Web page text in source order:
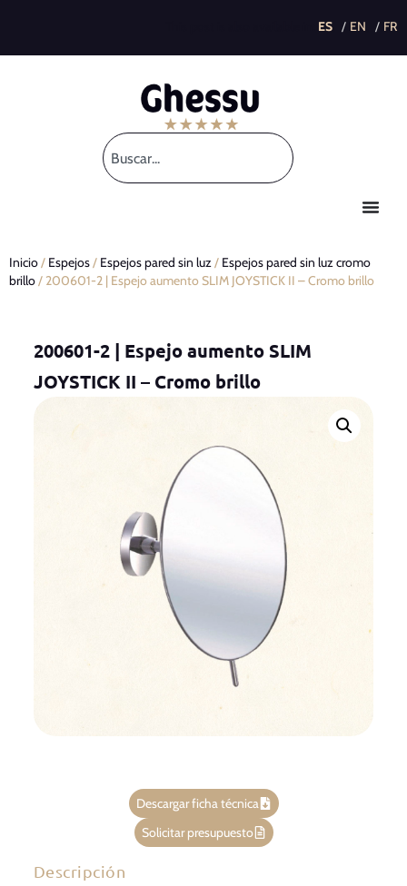
Inicio/ Espejos/ Espejos pared sin luz/ Espejos pared sin luz cromo
brillo/ 200601-2 | Espejo aumento SLIM JOYSTICK II – Cromo brillo
200601-2 | Espejo aumento SLIM
JOYSTICK II – Cromo brillo
Descargar ficha técnica
Solicitar presupuesto
Descripción